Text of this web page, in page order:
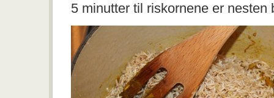
5 minutter til riskornene er nesten